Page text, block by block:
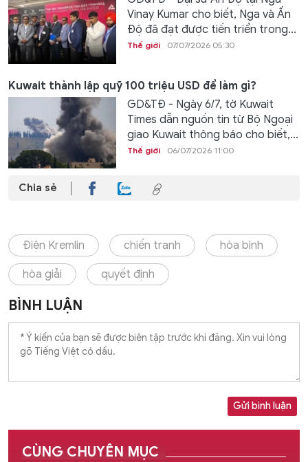
Vinay Kumar cho biết, Nga và Ấn
Độ đã đạt được tiến triển trong...
Thế giới 07/07/2026 05:30
Kuwait thành lập quỹ 100 triệu USD để làm gì?
GD&TĐ - Ngày 6/7, tờ Kuwait
Times dẫn nguồn tin từ Bộ Ngoại
giao Kuwait thông báo cho biết,...
Thế giới 06/07/2026 11:00
Chia sẻ
Điện Kremlin chiến tranh hòa bình
hòa giải quyết định
BÌNH LUẬN
Gửi bình luận
CÙNG CHUYÊN MỤC